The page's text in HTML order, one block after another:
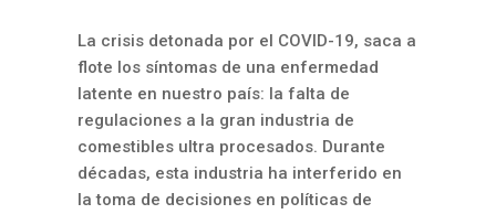
La crisis detonada por el COVID-19, saca a
flote los síntomas de una enfermedad
latente en nuestro país: la falta de
regulaciones a la gran industria de
comestibles ultra procesados. Durante
décadas, esta industria ha interferido en
la toma de decisiones en políticas de